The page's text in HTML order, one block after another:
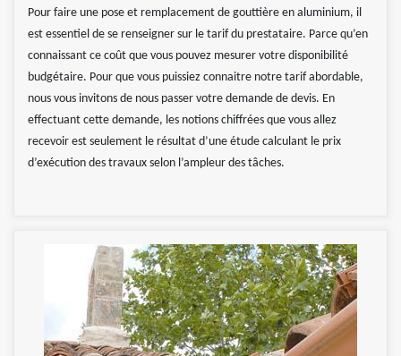
Pour faire une pose et remplacement de gouttière en aluminium, il
est essentiel de se renseigner sur le tarif du prestataire. Parce qu’en
connaissant ce coût que vous pouvez mesurer votre disponibilité
budgétaire. Pour que vous puissiez connaitre notre tarif abordable,
nous vous invitons de nous passer votre demande de devis. En
effectuant cette demande, les notions chiffrées que vous allez
recevoir est seulement le résultat d’une étude calculant le prix
d’exécution des travaux selon l’ampleur des tâches.